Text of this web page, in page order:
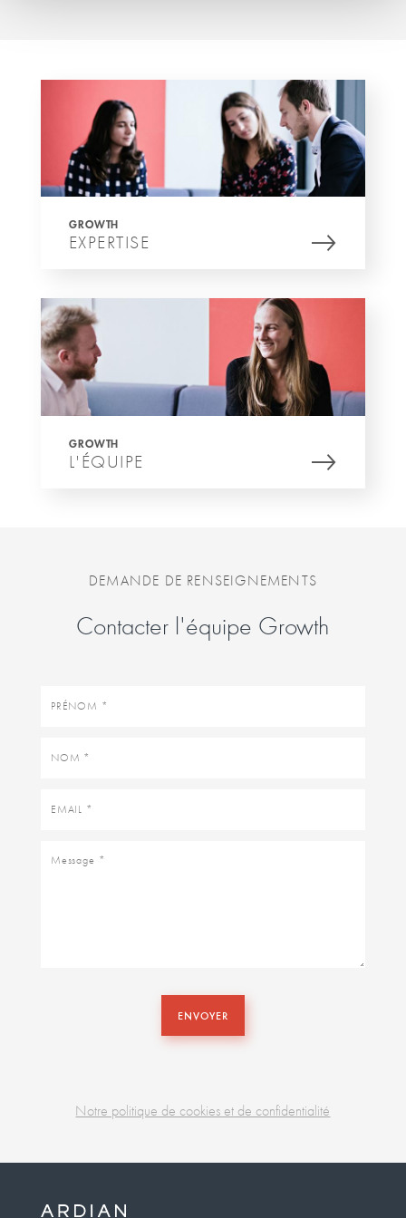
GROWTH
EXPERTISE
GROWTH
L'ÉQUIPE
DEMANDE DE RENSEIGNEMENTS
Contacter l'équipe Growth
Prénom
Nom
Email
Message
ENVOYER
Notre politique de cookies et de confidentialité
unit